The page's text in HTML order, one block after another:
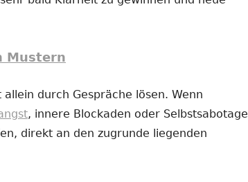
Mustern
durch Gespräche lösen. Wenn
, innere Blockaden oder Selbstsabotage
direkt an den zugrunde liegenden